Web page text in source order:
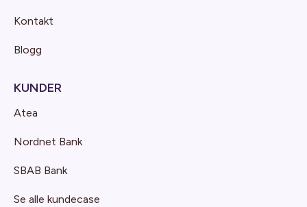
Kontakt
Blogg
KUNDER
Atea
Nordnet Bank
SBAB Bank
Se alle kundecase